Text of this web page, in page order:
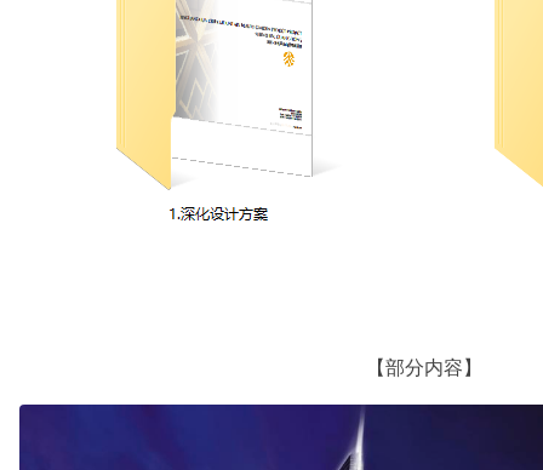
【部分内容】